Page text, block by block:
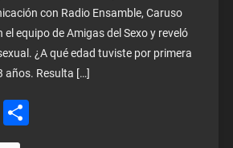
con Radio Ensamble, Caruso
equipo de Amigas del Sexo y reveló
¿A qué edad tuviste por primera
años. Resulta […]
Share